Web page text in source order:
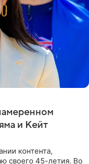
и Кейт
контента,
своего 45-летия. Во